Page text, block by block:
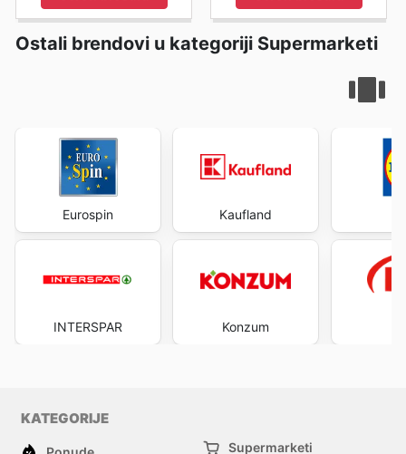
Ostali brendovi u kategoriji Supermarketi
Eurospin
INTERSPAR
Kaufland
Konzum
KATEGORIJE
Supermarketi